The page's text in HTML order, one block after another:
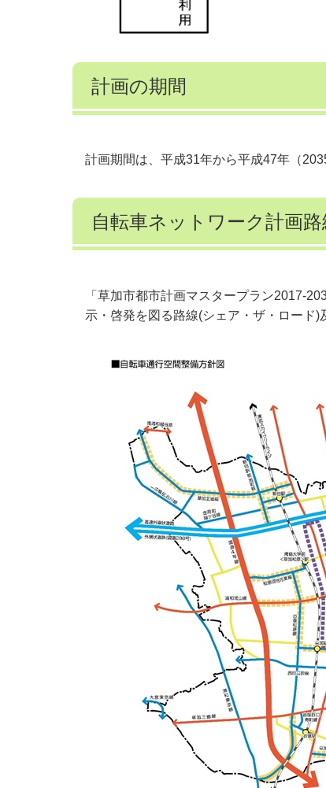
計画の期間
計画期間は、平成31年から平成47年（
自転車ネットワーク計画
「草加市都市計画マスタープラン2017-
示・啓発を図る路線(シェア・ザ・ロード